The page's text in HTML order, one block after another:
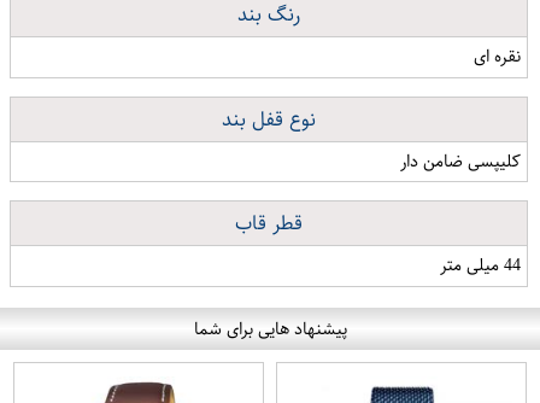
رنگ بند
نقره ای
نوع قفل بند
کلیپسی ضامن دار
قطر قاب
44 میلی متر
پیشنهاد هایی برای شما